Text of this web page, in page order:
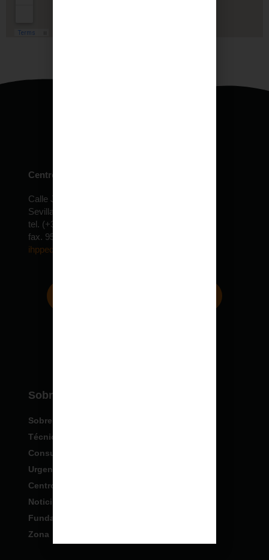
Centro de especialidades pediátricas
Calle Jardín de la Isla, 6 Edificio Expolocal
Sevilla – ESPAÑA
tel. (+34) 954 610 022 – 30 lineas
fax. 954 690 155
ihppediatria@ihppediatria.com
Sobre IHP
Sobre nosotros
Técnicas Especiales
Consultas
Urgencias
Centros IHP
Noticias
Fundación
Zona profesionales